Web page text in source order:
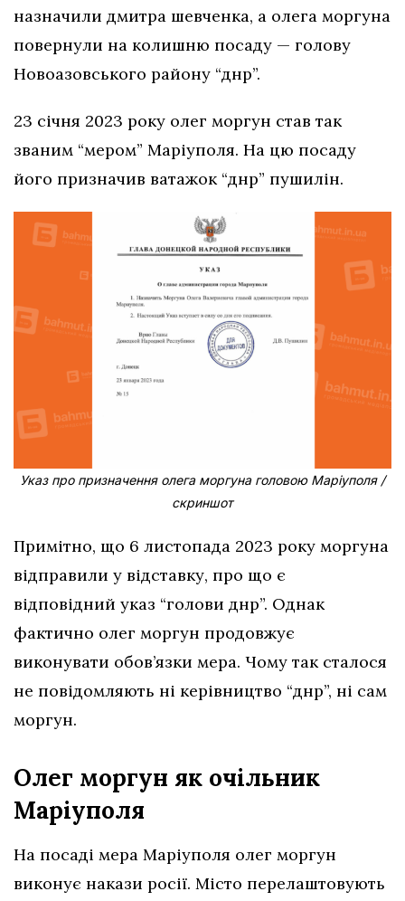
назначили дмитра шевченка, а олега моргуна
повернули на колишню посаду — голову
Новоазовського району “днр”.
23 січня 2023 року олег моргун став так
званим “мером” Маріуполя. На цю посаду
його призначив ватажок “днр” пушилін.
Указ про призначення олега моргуна головою Маріуполя /
скриншот
Примітно, що 6 листопада 2023 року моргуна
відправили у відставку, про що є
відповідний указ “голови днр”. Однак
фактично олег моргун продовжує
виконувати обов’язки мера. Чому так сталося
не повідомляють ні керівництво “днр”, ні сам
моргун.
Олег моргун як очільник
Маріуполя
На посаді мера Маріуполя олег моргун
виконує накази росії. Місто перелаштовують